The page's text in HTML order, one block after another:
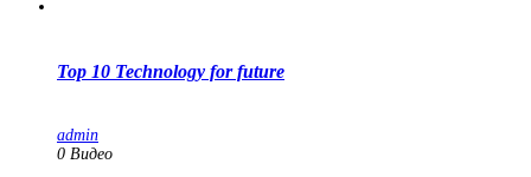
Top 10 Technology for future
admin
0 Видео